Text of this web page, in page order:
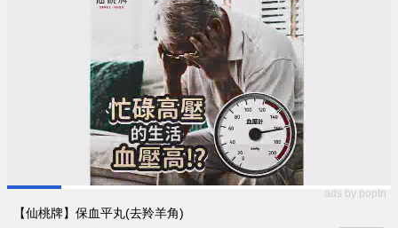
ads by popIn
【仙桃牌】保血平丸(去羚羊角)